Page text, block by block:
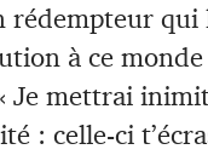
rédempteur qui
à ce monde
Je mettrai
: celle-ci